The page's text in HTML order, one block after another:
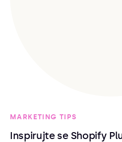
MARKETING TIPS
Inspirujte se Shopify